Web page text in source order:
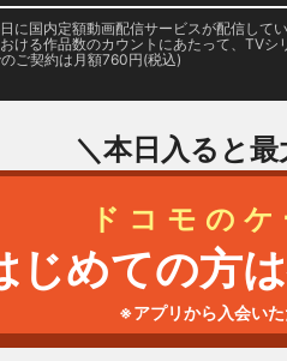
に国内定額動画配信サービスが配信して
ける作品数のカウントにあたって、TVシ
ご契約は月額760円(税込)
＼本日入ると最
ドコモの
じめての方
※アプリから入会い